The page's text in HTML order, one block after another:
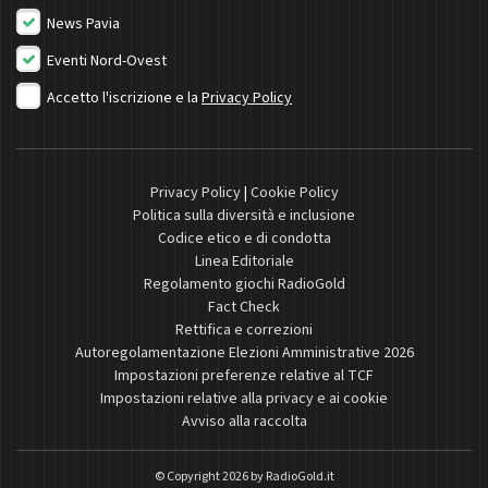
News Pavia
Eventi Nord-Ovest
Accetto l'iscrizione e la Privacy Policy
Privacy Policy| Cookie Policy
Politica sulla diversità e inclusione
Codice etico e di condotta
Linea Editoriale
Regolamento giochi RadioGold
Fact Check
Rettifica e correzioni
Autoregolamentazione Elezioni Amministrative 2026
Impostazioni preferenze relative al TCF
Impostazioni relative alla privacy e ai cookie
Avviso alla raccolta
© Copyright 2026 byRadioGold.it